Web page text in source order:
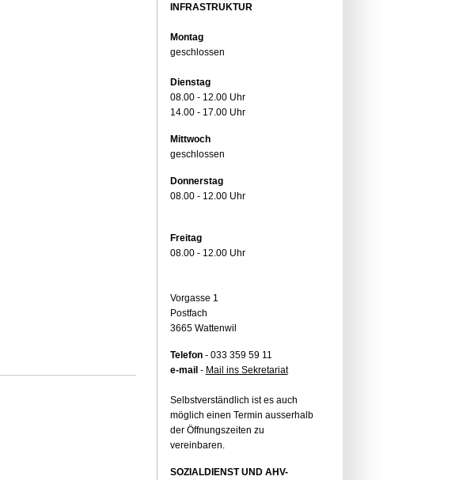
INFRASTRUKTUR
Montag
geschlossen
Dienstag
08.00 - 12.00 Uhr
14.00 - 17.00 Uhr
Mittwoch
geschlossen
Donnerstag
08.00 - 12.00 Uhr
Freitag
08.00 - 12.00 Uhr
Vorgasse 1
Postfach
3665 Wattenwil
Telefon- 033 359 59 11
e-mail - Mail ins Sekretariat
Selbstverständlich ist es auch
möglich einen Termin ausserhalb
der Öffnungszeiten zu
vereinbaren.
SOZIALDIENST UND AHV-